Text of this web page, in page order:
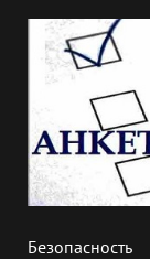
Безопасность